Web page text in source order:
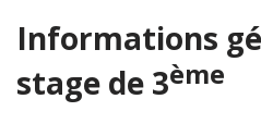
Informations
stage de 3ème